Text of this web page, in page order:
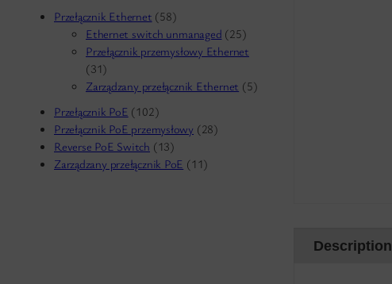
Przełącznik Ethernet (58)
Ethernet switch unmanaged (25)
Przełącznik przemysłowy Ethernet
(31)
Zarządzany przełącznik Ethernet (5)
Przełącznik PoE (102)
Przełącznik PoE przemysłowy (28)
Reverse PoE Switch (13)
Zarządzany przełącznik PoE (11)
Description